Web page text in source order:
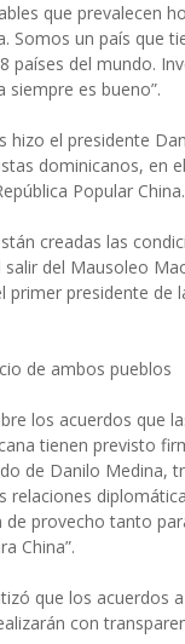
que prevalecen
Somos un país que
países del mundo.
siempre es bueno”.
hizo el presidente
dominicanos, en
Popular China.
creadas las
salir del Mausoleo
primer presidente de
de ambos pueblos
los acuerdos que
tienen previsto
de Danilo Medina,
relaciones
de provecho tanto
China”.
que los acuerdos
con